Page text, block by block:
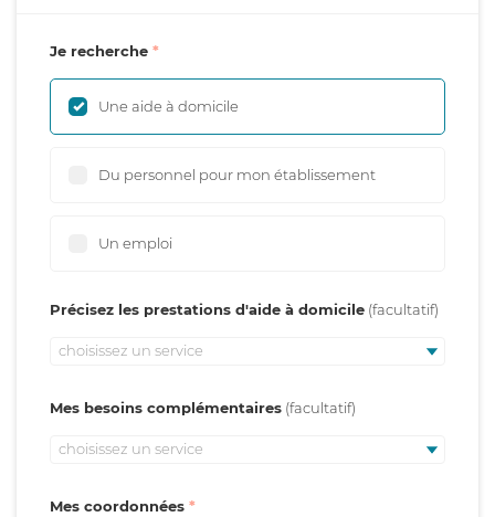
Je recherche
Une aide à domicile
Du personnel pour mon établissement
Un emploi
Précisez les prestations d'aide à domicile
choisissez un service
Mes besoins complémentaires
choisissez un service
Mes coordonnées